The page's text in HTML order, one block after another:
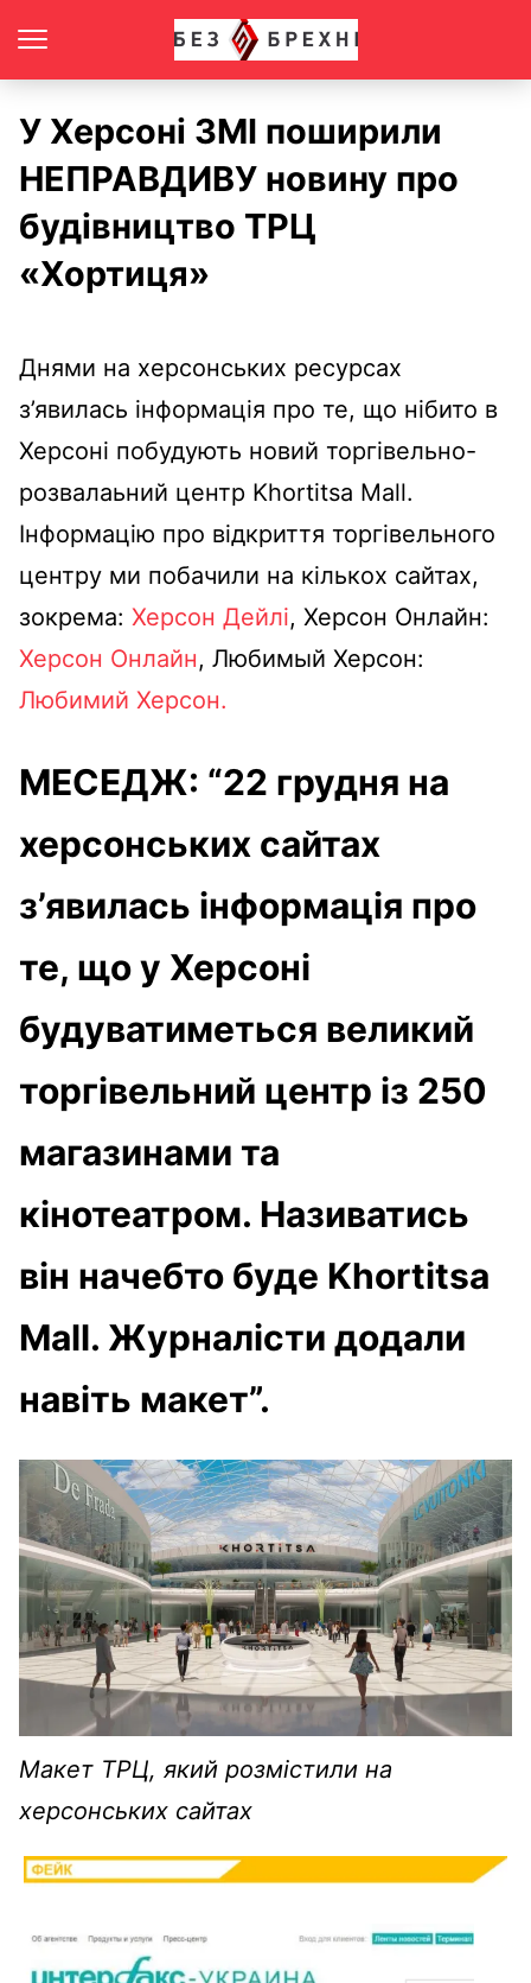
У Херсоні ЗМІ поширили
НЕПРАВДИВУ новину про
будівництво ТРЦ
«Хортиця»
Днями на херсонських ресурсах
з’явилась інформація про те, що нібито в
Херсоні побудують новий торгівельно-
розвалаьний центр Khortitsa Mall.
Інформацію про відкриття торгівельного
центру ми побачили на кількох сайтах,
зокрема: Херсон Дейлі, Херсон Онлайн:
Херсон Онлайн, Любимый Херсон:
Любимий Херсон.
МЕСЕДЖ: “22 грудня на
херсонських сайтах
з’явилась інформація про
те, що у Херсоні
будуватиметься великий
торгівельний центр із 250
магазинами та
кінотеатром. Називатись
він начебто буде Khortitsa
Mall. Журналісти додали
навіть макет”.
Макет ТРЦ, який розмістили на
херсонських сайтах